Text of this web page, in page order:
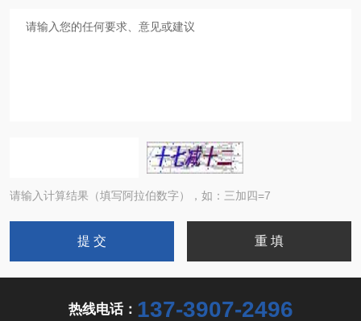
请输入计算结果（填写阿拉伯数字），如：三加四=7
热线电话： 137-3907-2496